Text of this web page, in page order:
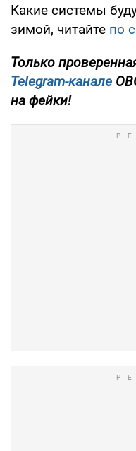
Какие системы
зимой, читайте по
Только
Telegram-канале
на фейки!